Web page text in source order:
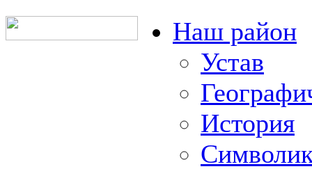
Наш район
Устав
История